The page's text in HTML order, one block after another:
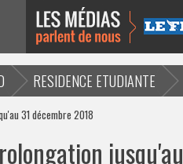
RESIDENCE ETUDIANTE
31 décembre 2018